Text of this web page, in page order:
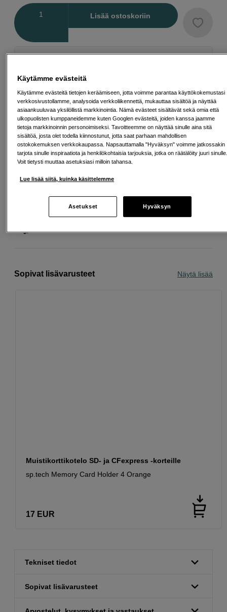
Lisää ostoskoriin
19,07 %
Lainaaminen maksaa!
Jos et pysty maksamaan velkaa ajoissa, saatat
saada maksuhäiriömerkinnän. Se voi vaikeuttaa asunnon vuokraamista,
liittymien tekemistä ja uusien lainojen saamista. Apua saat kuntasi talous- ja
velkaneuvonnasta. Yhteystiedot löydät sivulta kkv.fi (avautuu uuteen
välilehteen)
Osta nyt ja maksa myöhemmin
Sopivat lisävarusteet Näytä lisää
Muistikorttikotelo SD- ja CFexpress -korteille
sp.tech Memory Card Holder 4 Orange
17 EUR
Tekniset tiedot
Sopivat lisävarusteet
Käytämme evästeitä
Käytämme evästeitä tietojen keräämiseen, jotta voimme parantaa käyttökokemustasi
verkkosivustollamme, analysoida verkkoliikennettä, mukauttaa sisältöä ja näyttää
asiaankuuluvaa yksilöllistä markkinointia. Nämä evästeet sisältävät sekä omia että
ulkopuolisten kumppaneidemme kuten Googlen evästeitä, joiden kanssa jaamme
tietoja markkinoinnin personoimiseksi. Tavoitteemme on näyttää sinulle aina sitä
sisältöä, josta olet todella kiinnostunut, jotta saat parhaan mahdollisen
ostokokemuksen verkkokaupassa. Napsauttamalla "Hyväksyn" voimme jatkossakin
tarjota sinulle inspiraatiota ja henkilökohtaisia tarjouksia, jotka on räätälöity juuri
Voit tietysti muuttaa asetuksiasi milloin tahansa.
Lue lisää siitä, kuinka käsittelemme
Asetukset Hyväksyn